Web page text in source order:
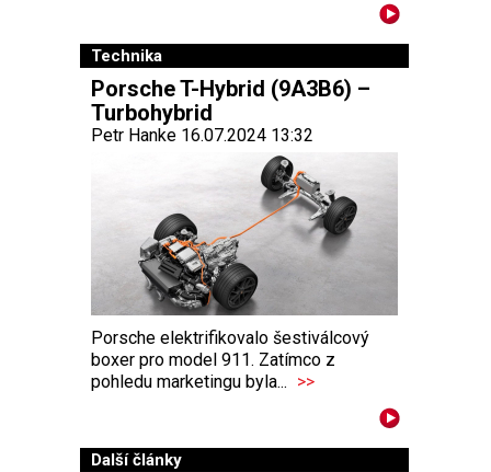
Technika
Porsche T-Hybrid (9A3B6) –
Turbohybrid
Petr Hanke 16.07.2024 13:32
Porsche elektrifikovalo šestiválcový
boxer pro model 911. Zatímco z
pohledu marketingu byla... >>
Další články